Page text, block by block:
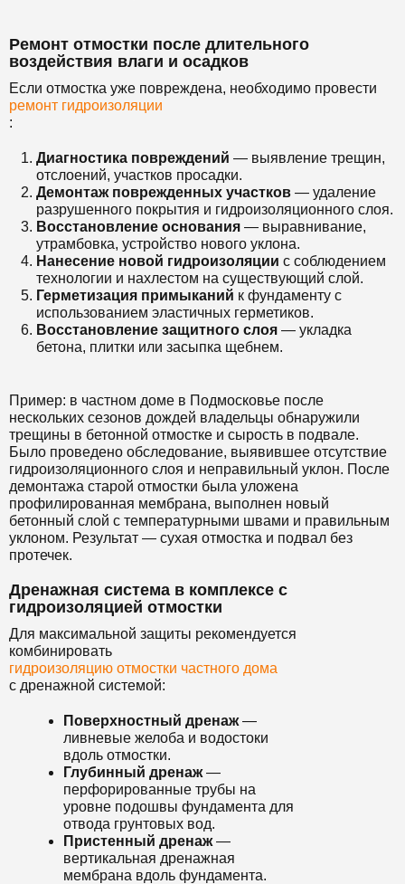
Ремонт отмостки после длительного
воздействия влаги и осадков
Если отмостка уже повреждена, необходимо провести
ремонт гидроизоляции
:
Диагностика повреждений — выявление трещин,
отслоений, участков просадки.
Демонтаж поврежденных участков — удаление
разрушенного покрытия и гидроизоляционного слоя.
Восстановление основания — выравнивание,
утрамбовка, устройство нового уклона.
Нанесение новой гидроизоляции с соблюдением
технологии и нахлестом на существующий слой.
Герметизация примыканий к фундаменту с
использованием эластичных герметиков.
Восстановление защитного слоя — укладка
бетона, плитки или засыпка щебнем.
Пример: в частном доме в Подмосковье после
нескольких сезонов дождей владельцы обнаружили
трещины в бетонной отмостке и сырость в подвале.
Было проведено обследование, выявившее отсутствие
гидроизоляционного слоя и неправильный уклон. После
демонтажа старой отмостки была уложена
профилированная мембрана, выполнен новый
бетонный слой с температурными швами и правильным
уклоном. Результат — сухая отмостка и подвал без
протечек.
Дренажная система в комплексе с
гидроизоляцией отмостки
Для максимальной защиты рекомендуется
комбинировать
гидроизоляцию отмостки частного дома
с дренажной системой:
Поверхностный дренаж—
ливневые желоба и водостоки
вдоль отмостки.
Глубинный дренаж—
перфорированные трубы на
уровне подошвы фундамента для
отвода грунтовых вод.
Пристенный дренаж—
вертикальная дренажная
мембрана вдоль фундамента.